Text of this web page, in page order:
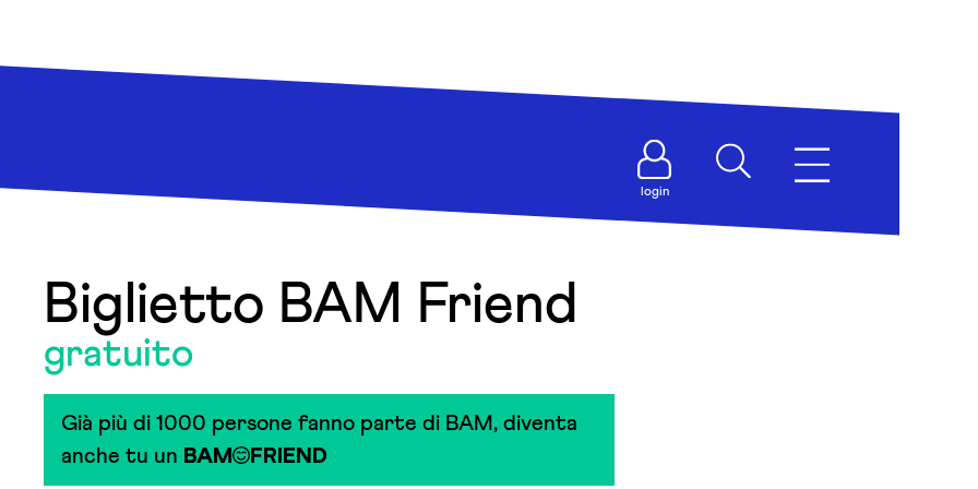
login
Biglietto BAM Friend
gratuito
Già più di 1000 persone fanno parte di BAM, diventa
anche tu un BAM FRIEND